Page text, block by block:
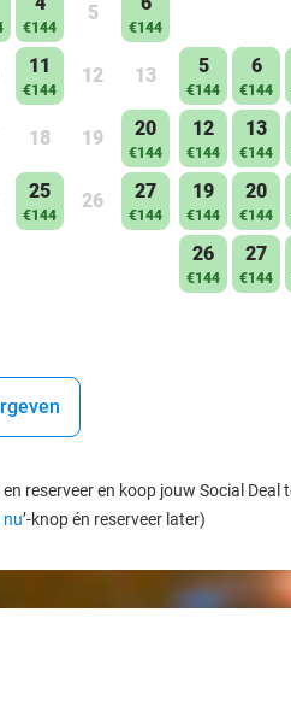
€144
5
€144
11
€144
12 13
18 19 20
€144
25
€144
26 27
€144
5
€144
6
€144
12
€144
13
€144
19
€144
20
€144
26
€144
27
€144
reserveer en koop jouw Social Deal
nu’-knop én reserveer later)